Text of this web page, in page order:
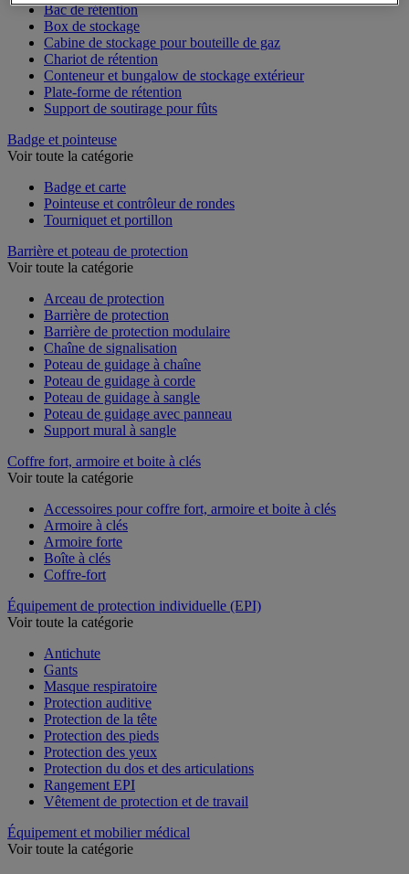
Bac de rétention
Box de stockage
Cabine de stockage pour bouteille de gaz
Chariot de rétention
Conteneur et bungalow de stockage extérieur
Plate-forme de rétention
Support de soutirage pour fûts
Badge et pointeuse
Voir toute la catégorie
Badge et carte
Pointeuse et contrôleur de rondes
Tourniquet et portillon
Barrière et poteau de protection
Voir toute la catégorie
Arceau de protection
Barrière de protection
Barrière de protection modulaire
Chaîne de signalisation
Poteau de guidage à chaîne
Poteau de guidage à corde
Poteau de guidage à sangle
Poteau de guidage avec panneau
Support mural à sangle
Coffre fort, armoire et boite à clés
Voir toute la catégorie
Accessoires pour coffre fort, armoire et boite à clés
Armoire à clés
Armoire forte
Boîte à clés
Coffre-fort
Équipement de protection individuelle (EPI)
Voir toute la catégorie
Antichute
Gants
Masque respiratoire
Protection auditive
Protection de la tête
Protection des pieds
Protection des yeux
Protection du dos et des articulations
Rangement EPI
Vêtement de protection et de travail
Équipement et mobilier médical
Voir toute la catégorie